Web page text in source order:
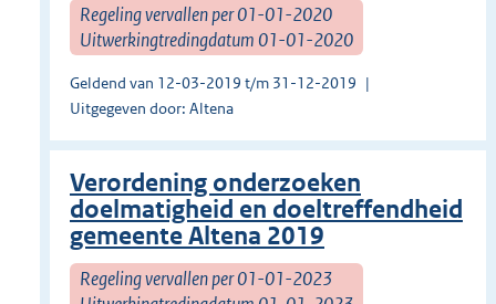
Regeling vervallen per 01-01-2020
Uitwerkingtredingdatum 01-01-2020
Geldend van 12-03-2019 t/m 31-12-2019
Uitgegeven door: Altena
Verordening onderzoeken
doelmatigheid en doeltreffendheid
gemeente Altena 2019
Regeling vervallen per 01-01-2023